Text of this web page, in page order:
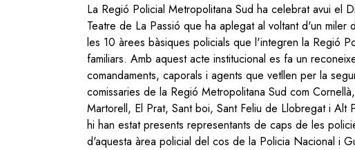
La Regió Policial Metropolitana Sud ha celebrat avui el
Teatre de La Passió que ha aplegat al voltant d'un miler
les 10 àrees bàsiques policials que l'integren la Regió
familiars. Amb aquest acte institucional es fa un
comandaments, caporals i agents que vetllen per la
comissaries de la Regió Metropolitana Sud com
Martorell, El Prat, Sant boi, Sant Feliu de Llobregat i
hi han estat presents representants de caps de les
d'aquesta àrea policial del cos de la Policia Nacional i